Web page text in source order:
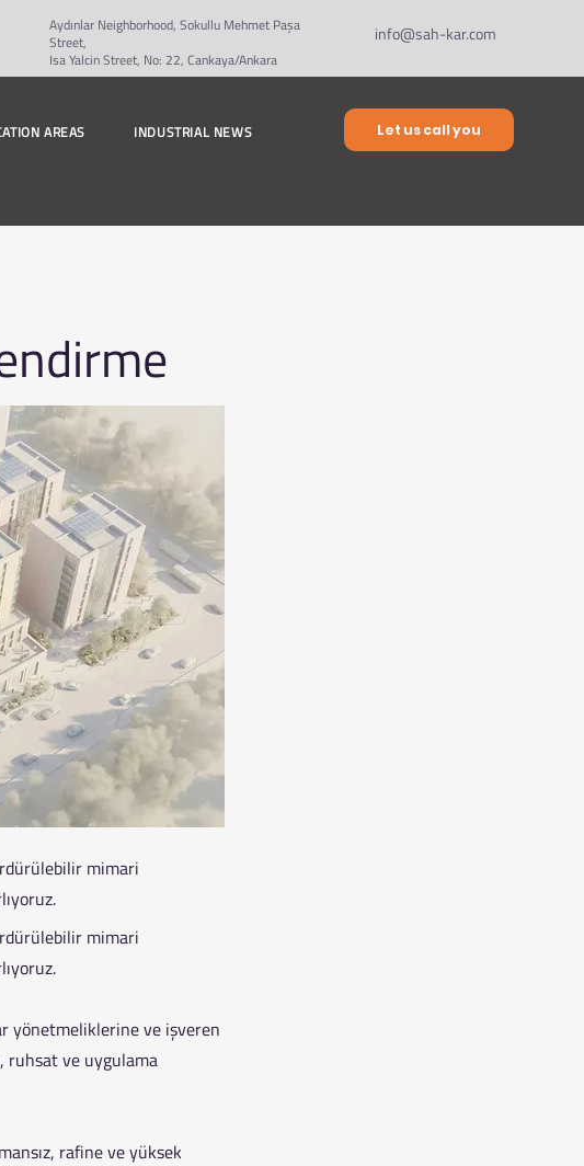
Aydınlar Neighborhood, Sokullu Mehmet Paşa
Street,
Isa Yalcin Street, No: 22, Cankaya/Ankara
info@sah-kar.com
AREAS INDUSTRIAL NEWS Let us call you
mimari
mimari
ve işveren
ruhsat ve uygulama
rafine ve yüksek